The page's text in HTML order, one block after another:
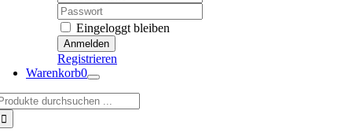
Password:
Eingeloggt bleiben
Registrieren
Warenkorb0